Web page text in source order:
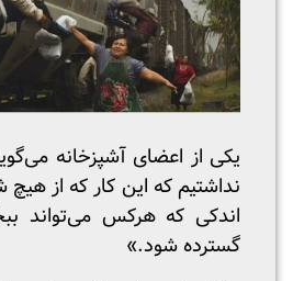
یکی از اعضای آشپزخانه
نداشتیم که این کار که از
اندکی که هرکس می‌تواند
گسترده شود.»